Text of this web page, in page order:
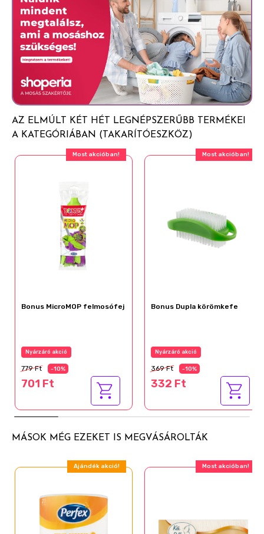
AZ ELMÚLT KÉT HÉT LEGNÉPSZERŰBB TERMÉKEI
A KATEGÓRIÁBAN (TAKARÍTÓESZKÖZ)
Most akcióban!
Bonus MicroMOP felmosófej
Nyárzáró akció
779 Ft -10%
701 Ft
Most akcióban!
Bonus Dupla körömkefe
Nyárzáró akció
369 Ft -10%
332 Ft
MÁSOK MÉG EZEKET IS MEGVÁSÁROLTÁK
Ajándék akció! Most akcióban!